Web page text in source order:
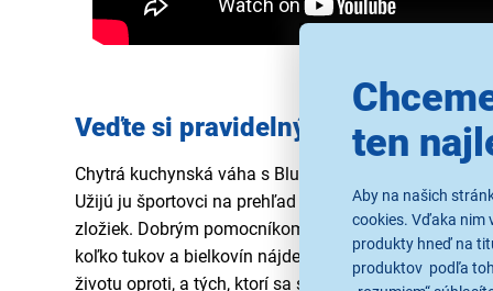
ten
Aby na našich
cookies. Vďaka nim
produkty hneď na
produktov podľa
Veďte si pravidelný záznam o
Chytrá kuchynská váha s Bluetooth SKS 7074RD
Užijú ju športovci na prehľad kalorického príjmu a
zložiek. Dobrým pomocníkom bude aj pre tých, ktorí
koľko tukov a bielkovín nájdete v pripravovanom
životu oproti, a tých, ktorí sa snažia zhodiť pár kíl.